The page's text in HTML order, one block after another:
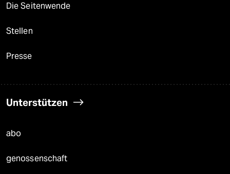
Die Seitenwende
Stellen
Presse
Unterstützen
abo
genossenschaft